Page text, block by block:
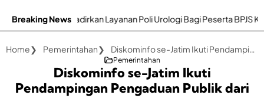
Breaking News
Layanan Poli Urologi Bagi Peserta BPJS Kesehatan
Home Pemerintahan Diskominfo se-Jatim Ikuti Pendampingan Pengaduan Publik dari KemenPAN-RB
Pemerintahan
Diskominfo se-Jatim Ikuti
Pendampingan Pengaduan Publik dari